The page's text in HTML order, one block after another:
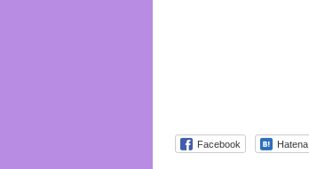
Facebook Hatena